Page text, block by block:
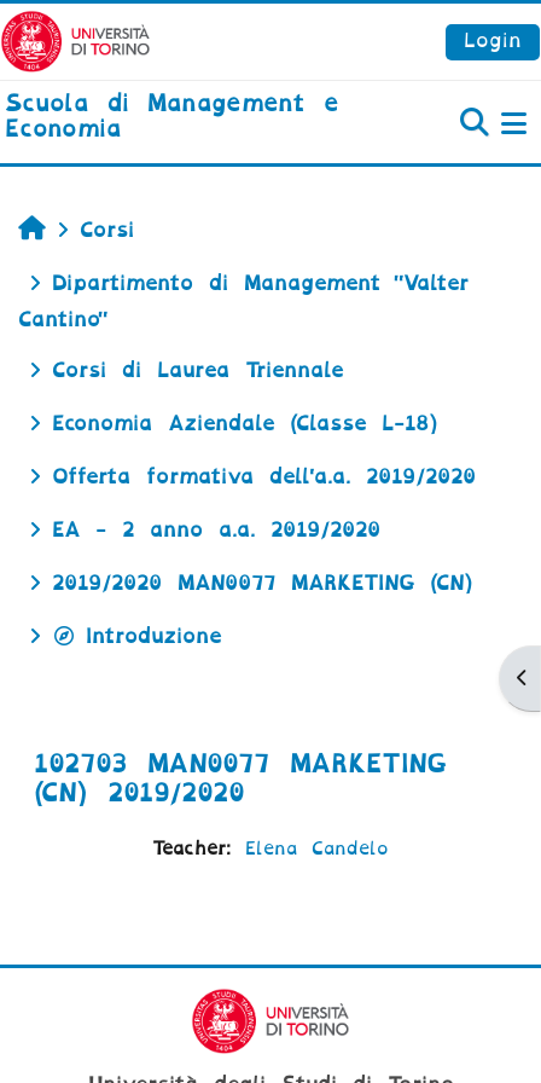
Vai al contenuto principale
Login
Scuola di Management e
Economia
Home
Corsi
Dipartimento di Management "Valter
Cantino"
Corsi di Laurea Triennale
Economia Aziendale (Classe L-18)
Offerta formativa dell'a.a. 2019/2020
EA - 2 anno a.a. 2019/2020
2019/2020 MAN0077 MARKETING (CN)
Introduzione
102703 MAN0077 MARKETING
(CN) 2019/2020
Teacher: Elena Candelo